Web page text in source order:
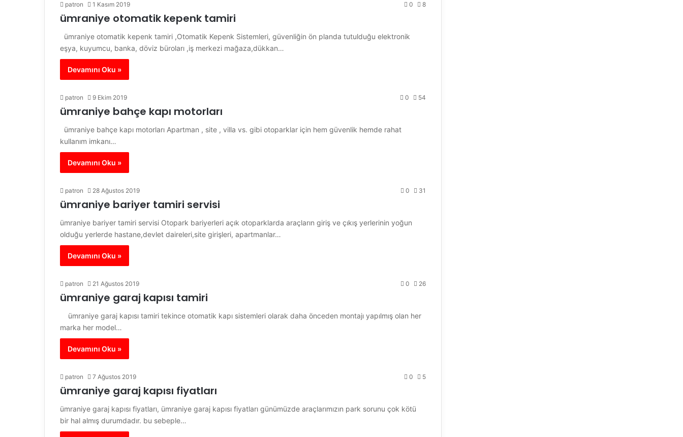
patron 1 Kasım 2019 0 8
ümraniye otomatik kepenk tamiri
ümraniye otomatik kepenk tamiri ,Otomatik Kepenk Sistemleri, güvenliğin ön planda tutulduğu elektronik
eşya, kuyumcu, banka, döviz büroları ,iş merkezi mağaza,dükkan…
Devamını Oku »
patron 9 Ekim 2019 0 54
ümraniye bahçe kapı motorları
ümraniye bahçe kapı motorları Apartman , site , villa vs. gibi otoparklar için hem güvenlik hemde rahat
kullanım imkanı…
Devamını Oku »
patron 28 Ağustos 2019 0 31
ümraniye bariyer tamiri servisi
ümraniye bariyer tamiri servisi Otopark bariyerleri açık otoparklarda araçların giriş ve çıkış yerlerinin yoğun
olduğu yerlerde hastane,devlet daireleri,site girişleri, apartmanlar…
Devamını Oku »
patron 21 Ağustos 2019 0 26
ümraniye garaj kapısı tamiri
ümraniye garaj kapısı tamiri tekince otomatik kapı sistemleri olarak daha önceden montajı yapılmış olan her
marka her model…
Devamını Oku »
patron 7 Ağustos 2019 0 5
ümraniye garaj kapısı fiyatları
ümraniye garaj kapısı fiyatları, ümraniye garaj kapısı fiyatları günümüzde araçlarımızın park sorunu çok kötü
bir hal almış durumdadır. bu sebeple…